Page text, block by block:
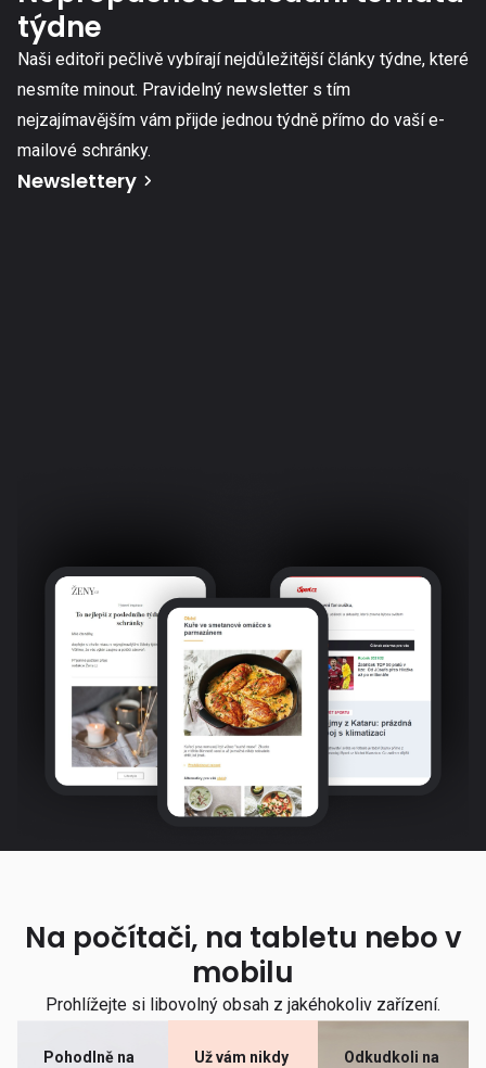
týdne
Naši editoři pečlivě vybírají nejdůležitější články týdne, které
nesmíte minout. Pravidelný newsletter s tím
nejzajímavějším vám přijde jednou týdně přímo do vaší e-
mailové schránky.
Newslettery
Na počítači, na tabletu nebo v
mobilu
Prohlížejte si libovolný obsah z jakéhokoliv zařízení.
Pohodlně na
Už vám nikdy
Odkudkoli na